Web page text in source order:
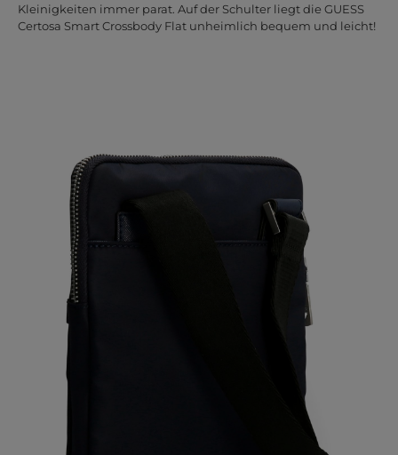
Kleinigkeiten immer parat. Auf der Schulter liegt die GUESS
Certosa Smart Crossbody Flat unheimlich bequem und leicht!